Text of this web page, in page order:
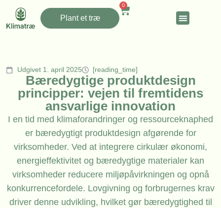
Plant et træ
0
Udgivet 1. april 2025 [reading_time]
Bæredygtige produktdesign
principper: vejen til fremtidens
ansvarlige innovation
I en tid med klimaforandringer og ressourceknaphed
er bæredygtigt produktdesign afgørende for
virksomheder. Ved at integrere cirkulær økonomi,
energieffektivitet og bæredygtige materialer kan
virksomheder reducere miljøpåvirkningen og opnå
konkurrencefordele. Lovgivning og forbrugernes krav
driver denne udvikling, hvilket gør bæredygtighed til